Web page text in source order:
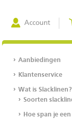
Account
Aanbiedingen
Klantenservice
Wat is Slacklinen?
Soorten
Hoe span je